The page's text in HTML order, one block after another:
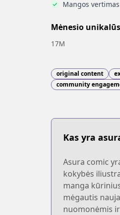
Mangos vertimas
Mėnesio
17M
original content
community
Kas yra
Asura comic
kokybės
manga
mėgautis
nuomonėmis